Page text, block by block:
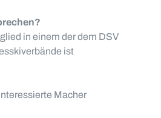
in einem der dem DSV
ist
Macher